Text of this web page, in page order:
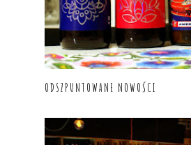
ODSZPUNTOWANE NOWOŚCI